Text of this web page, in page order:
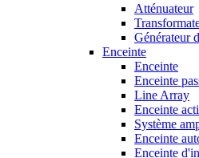
Atténuateur
Générateur
Enceinte
Enceinte
Enceinte
Line Array
Enceinte
Système
Enceinte
Enceinte